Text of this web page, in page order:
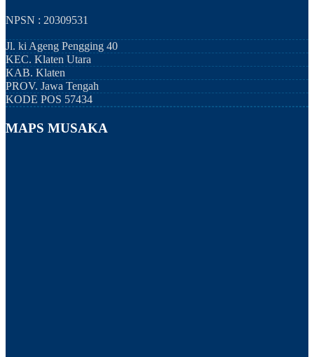
NPSN : 20309531
Jl. ki Ageng Pengging 40
KEC. Klaten Utara
KAB. Klaten
PROV. Jawa Tengah
KODE POS 57434
MAPS MUSAKA